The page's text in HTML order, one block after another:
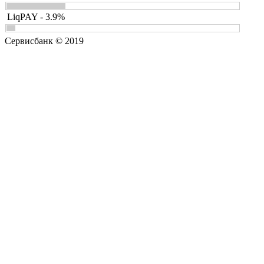
LiqPAY - 3.9%
Сервисбанк © 2019